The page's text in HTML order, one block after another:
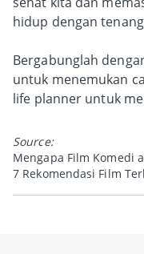
hidup dengan
Bergabunglah
untuk menemukan
life planner untuk
Source:
Mengapa Film Komedi
7 Rekomendasi Film